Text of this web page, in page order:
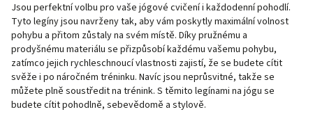
Jsou perfektní volbu pro vaše jógové cvičení i každodenní pohodlí.
Tyto legíny jsou navrženy tak, aby vám poskytly maximální volnost
pohybu a přitom zůstaly na svém místě. Díky pružnému a
prodyšnému materiálu se přizpůsobí každému vašemu pohybu,
zatímco jejich rychleschnoucí vlastnosti zajistí, že se budete cítit
svěže i po náročném tréninku. Navíc jsou neprůsvitné, takže se
můžete plně soustředit na trénink. S těmito legínami na jógu se
budete cítit pohodlně, sebevědomě a stylově.